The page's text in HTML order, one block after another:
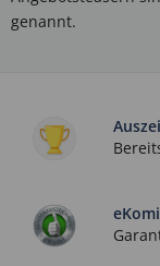
genannt.